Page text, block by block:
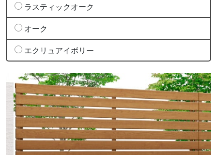
ラスティックオーク
オーク
エクリュアイボリー